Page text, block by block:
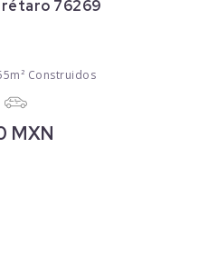
76269
Construidos
MXN